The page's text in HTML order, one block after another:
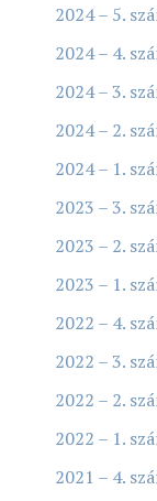
2024 – 5.
2024 – 4.
2024 – 3.
2024 – 2.
2024 – 1.
2023 – 3.
2023 – 2.
2023 – 1.
2022 – 4.
2022 – 3.
2022 – 2.
2022 – 1.
2021 – 4.